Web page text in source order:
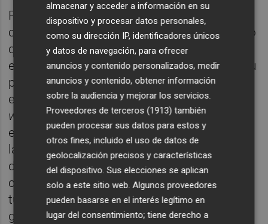
Para conseguir los datos necesarios, las
comisiones recibirán un amplio cuestionario
que podrán rellenar online al cierre del
ejercicio fallero. Los falleros y falleras, por su
parte, dispondrán asimismo de una
encuesta online que les llegará poremail
whatsapp, mientras que un ejército de
encuestadores, gracias a la participación de
la Fundación Visit València, estarán
desplegados por la ciudad durante los días
clave para preguntar a excursionistas,
turistas y residentes no falleros cuánto
gastan y en qué. También se solicitará a las
almacenar y acceder a información en su
dispositivo y procesar datos personales,
como su dirección IP, identificadores únicos
y datos de navegación, para ofrecer
anuncios y contenido personalizados, medir
anuncios y contenido, obtener información
sobre la audiencia y mejorar los servicios.
Proveedores de terceros (1913) también
pueden procesar sus datos para estos y
otros fines, incluido el uso de datos de
geolocalización precisos y características
del dispositivo. Sus elecciones se aplican
solo a este sitio web. Algunos proveedores
pueden basarse en el interés legítimo en
lugar del consentimiento; tiene derecho a